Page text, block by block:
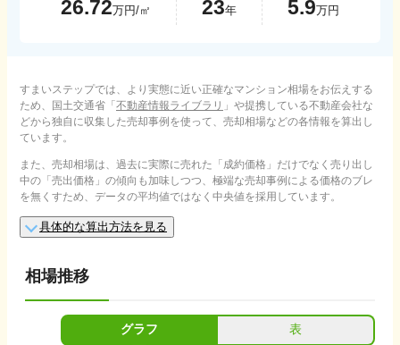
26.72万円/㎡ 23年 5.9万円
すまいステップでは、より実態に近い正確なマンション相場をお伝えする
ため、国土交通省「不動産情報ライブラリ 」や提携している不動産会社な
どから独自に収集した売却事例を使って、売却相場などの各情報を算出し
ています。
また、売却相場は、過去に実際に売れた「成約価格」だけでなく売り出し
中の「売出価格」の傾向も加味しつつ、極端な売却事例による価格のブレ
を無くすため、データの平均値ではなく中央値を採用しています。
具体的な算出方法を見る
相場推移
グラフ 表